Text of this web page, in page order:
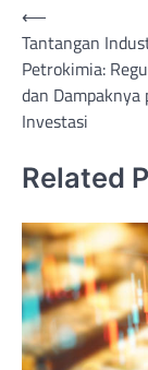
Post
navigation
⟵
Tantangan
Petrokimia:
dan Dampaknya
Investasi
Related